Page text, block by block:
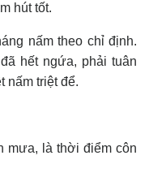
hút tốt.
nấm theo chỉ định.
hết ngứa, phải tuân
nấm triệt để.
mưa, là thời điểm côn